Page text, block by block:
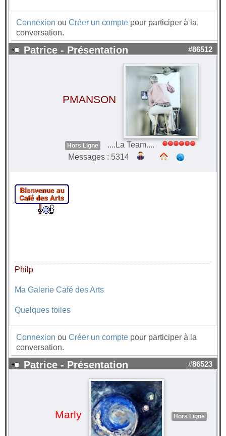
Connexion ou Créer un compte pour participer à la
conversation.
Patrice - Présentation #86512
PMANSON
Hors Ligne
....La Team....
Messages : 5314
Philp
Ma Galerie Café des Arts
Quelques toiles
Connexion ou Créer un compte pour participer à la
conversation.
Patrice - Présentation #86523
Marly Hors Ligne